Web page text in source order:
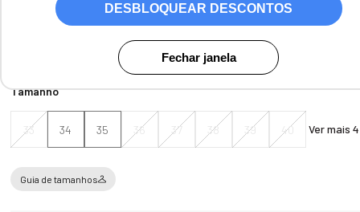
DESBLOQUEAR DESCONTOS
Fechar janela
Camurca Cafe
Tamanho
33 34 35 36 37 38 39 40 Ver mais 4
Guia de tamanhos